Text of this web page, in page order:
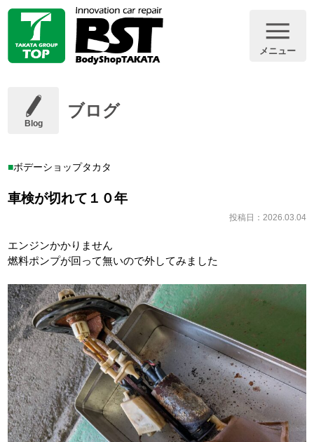
メニュー
Blog
ブログ
ボデーショップタカタ
車検が切れて１０年
投稿日：2026.03.04
エンジンかかりません
燃料ポンプが回って無いので外してみました